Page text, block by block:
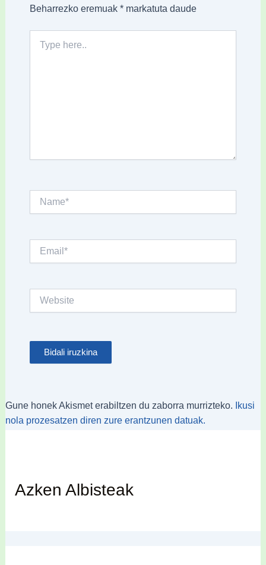
Beharrezko eremuak *markatuta daude
here..
Gune honek Akismet erabiltzen du zaborra murrizteko.
Ikusi
nola prozesatzen diren zure erantzunen datuak.
Azken Albisteak